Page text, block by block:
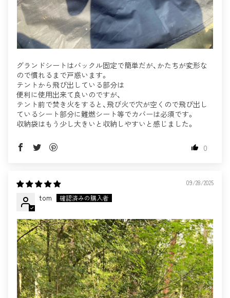
グランドシートはバックル固定で簡単だが、かたちが変形な
ので慣れるまで戸惑います。
テントから飛び出している部分は
便利に使用出来て良いのですが、
テント前で焚き火をすると、飛び火で穴が空くので飛び出し
ているシート部分に難燃シート等でカバーは必須です。
収納袋はもう少し大きいと収納しやすいと感じました。
0
09/28/2025
tom